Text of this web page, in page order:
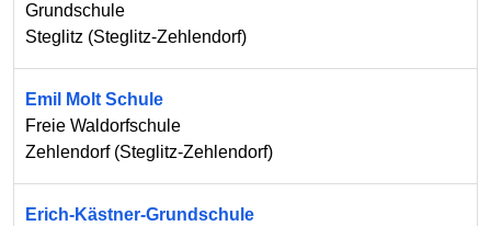
Grundschule
Steglitz (Steglitz-Zehlendorf)
Emil Molt Schule
Freie Waldorfschule
Zehlendorf(Steglitz-Zehlendorf)
Erich-Kästner-Grundschule